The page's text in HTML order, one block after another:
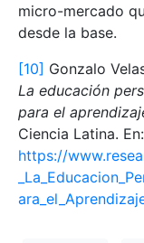
micro-mercado
desde la base.
[10] Gonzalo
La educación
para el
Ciencia Latina. En:
https://